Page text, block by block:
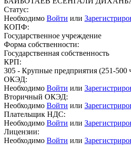
Статус:
Необходимо Войти или
КОПФ:
Государственное учреждение
Форма собственности:
Государственная собственность
КРП:
305 - Крупные предприятия (251-500
ОКЭД:
Необходимо Войти или
Вторичный ОКЭД:
Необходимо Войти или
Плательщик НДС:
Необходимо Войти или
Лицензии:
Необходимо Войти или